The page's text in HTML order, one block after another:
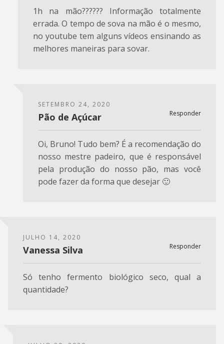
1h na mão?????? Informação totalmente
errada. O tempo de sova na mão é o mesmo,
no youtube tem alguns vídeos ensinando as
melhores maneiras para sovar.
SETEMBRO 24, 2020
Responder
Pão de Açúcar
Oi, Bruno! Tudo bem? É a recomendação do
nosso mestre padeiro, que é responsável
pela produção do nosso pão, mas você
pode fazer da forma que desejar 🙂
JULHO 14, 2020
Responder
Vanessa Silva
Só tenho fermento biológico seco, qual a
quantidade?